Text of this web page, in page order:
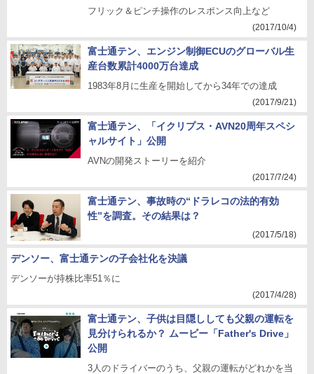
フリック＆ピンチ操作のレスポンス向上など
(2017/10/4)
富士通テン、エンジン制御ECUのグローバル生
産台数累計4000万台達成
1983年8月に生産を開始してから34年での達成
(2017/9/21)
富士通テン、「イクリプス・AVN20周年スペシ
ャルサイト」公開
AVNの開発ストーリーを紹介
(2017/7/24)
富士通テン、事故時の“ドラレコの法的有効
性”を調査。その結果は？
(2017/5/18)
デンソー、富士通テンの子会社化を決議
デンソーが持株比率51％に
(2017/4/28)
富士通テン、子供は目隠ししても父親の運転を
見分けられるか？ ムービー「Father's Drive」
公開
3人のドライバーのうち、父親の運転がどれかを当